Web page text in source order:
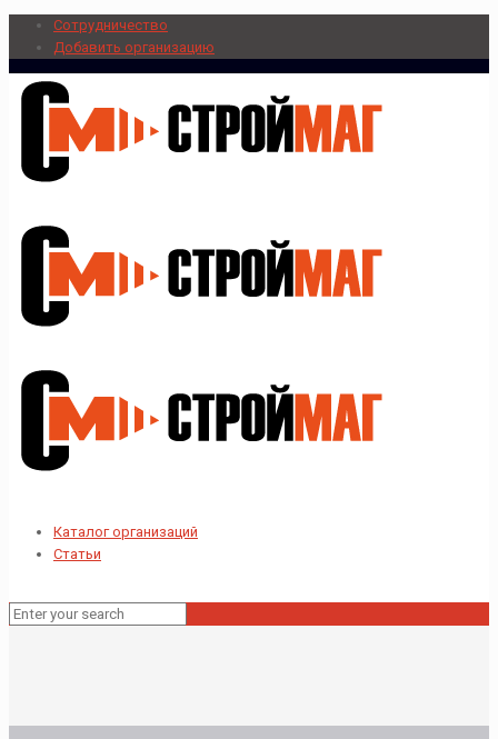
Сотрудничество
Добавить организацию
Каталог организаций
Статьи